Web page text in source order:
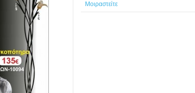
Μοιραστείτε